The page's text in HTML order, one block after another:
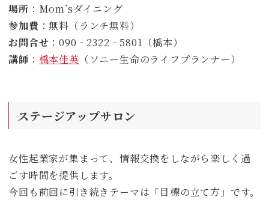
場所 ：Mom’sダイニング
参加費 ：無料（ランチ無料）
お問合せ ：090‐2322‐5801（橋本）
講師 ： 橋本佳英 （ソニー生命のライフプランナー）
ステージアップサロン
女性起業家が集まって、情報交換をしながら楽しく過
ごす時間を提供します。
今回も前回に引き続きテーマは「目標の立て方」です。